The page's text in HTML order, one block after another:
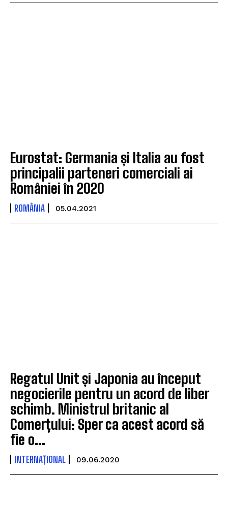
Eurostat: Germania și Italia au fost
principalii parteneri comerciali ai
României în 2020
ROMÂNIA 05.04.2021
Regatul Unit și Japonia au început
negocierile pentru un acord de liber
schimb. Ministrul britanic al
Comerțului: Sper ca acest acord să
fie o...
INTERNAȚIONAL 09.06.2020